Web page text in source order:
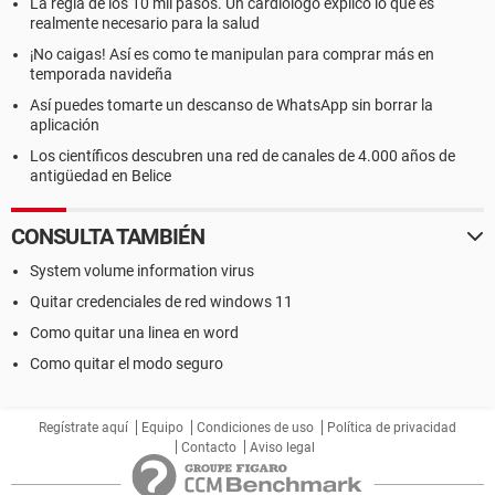
programa\Google\Chrome\Application\chrome.exe
C:\Documents and Settings\Usuario\Configuración
local\Datos de
programa\Google\Chrome\Application\chrome.exe
C:\Documents and Settings\Usuario\Configuración
local\Datos de
C:\Archivos de programa\SafeConnect\scManager.sys
C:\Archivos de programa\SafeConnect\scClient.exe
C:\HijackThis\HijackThis.exe
Page = http://www.google.es/
R1 - HKLM\Software\Microsoft\Internet
http://go.microsoft.com/fwlink/?LinkId=69157
R1 - HKLM\Software\Microsoft\Internet
R1 - HKLM\Software\Microsoft\Internet
Explorer\Main,Search Page =
http://go.microsoft.com/fwlink/?LinkId=54896
realmente necesario para la salud
¡No caigas! Así es como te manipulan para comprar más en
temporada navideña
Así puedes tomarte un descanso de WhatsApp sin borrar la
aplicación
Los científicos descubren una red de canales de 4.000 años de
antigüedad en Belice
CONSULTA TAMBIÉN
System volume information virus
Quitar credenciales de red windows 11
Como quitar una linea en word
Como quitar el modo seguro
Regístrate aquí Equipo Condiciones de uso
Política de privacidad
Contacto
Aviso legal